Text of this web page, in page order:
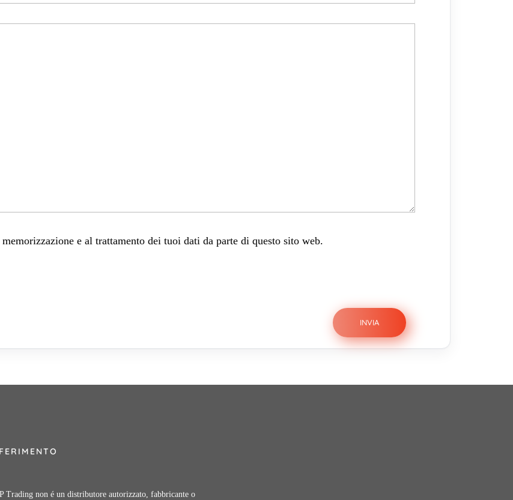
e al trattamento dei tuoi dati da parte di questo sito web.
Trading non é un distributore autorizzato, fabbricante o